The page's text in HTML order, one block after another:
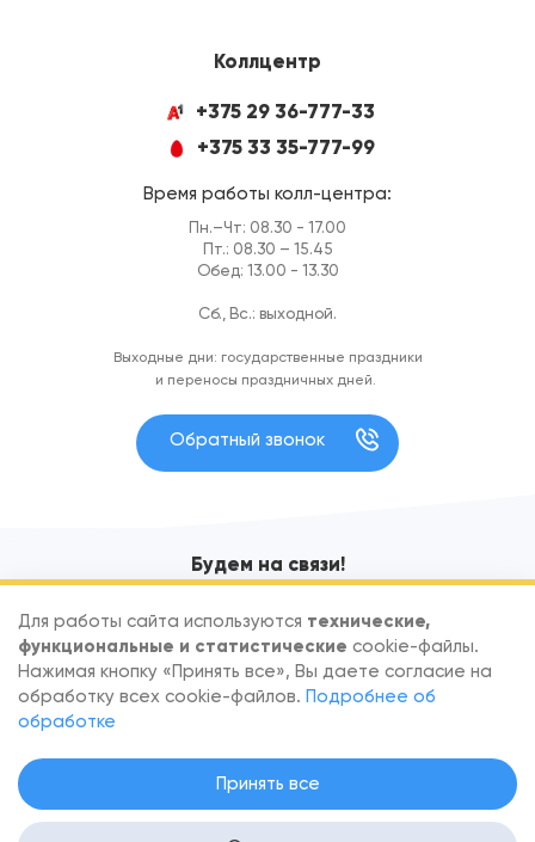
Для работы сайта используются технические,
функциональные и статистические cookie-файлы.
Нажимая кнопку «Принять все», Вы даете согласие на
обработку всех cookie-файлов. Подробнее об
обработке
Принять все
Коллцентр
+375 29 36-777-33
+375 33 35-777-99
Время работы колл-центра:
Пн.–Чт: 08.30 - 17.00
Пт.: 08.30 – 15.45
Обед: 13.00 - 13.30
Сб., Вс.: выходной.
Выходные дни: государственные праздники
и переносы праздничных дней.
Обратный звонок
Будем на связи!
По вопросам сотрудничества обращайтесьinfo@goodfish.by.
Настройка согласия на файлы Cookie
Политика в отношении обработки персональных данных. Вся
информация на сайте — собственность интернет-магазина